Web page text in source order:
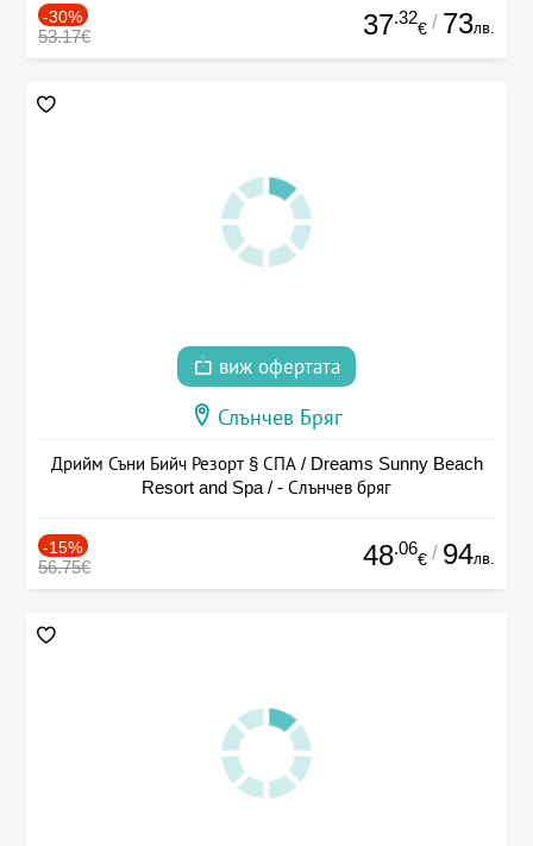
-30%
53.17€ 37.32
€ / 73лв.
виж офертата
Слънчев Бряг
Дрийм Съни Бийч Резорт § СПА / Dreams Sunny Beach
Resort and Spa / - Слънчев бряг
-15%
56.75€ 48.06
€ / 94лв.